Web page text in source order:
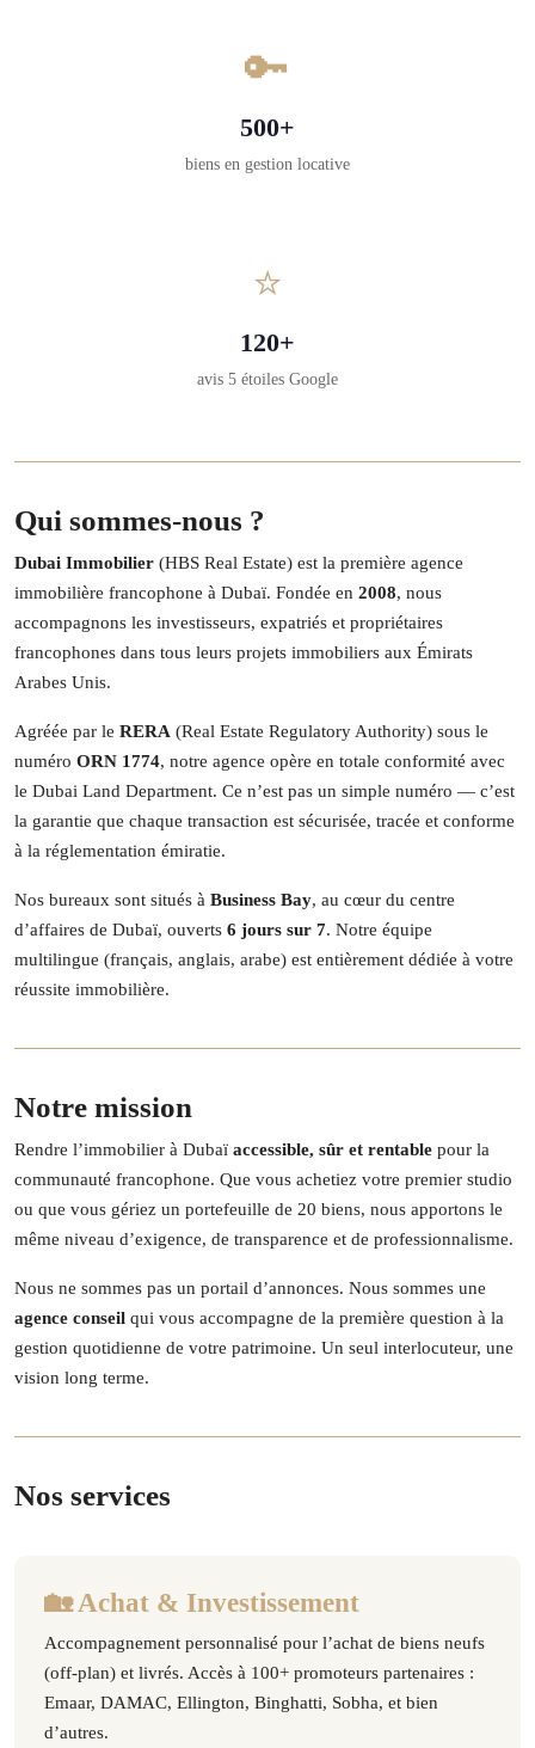
🔑
500+
biens en gestion locative
⭐
120+
avis 5 étoiles Google
Qui sommes-nous ?
Dubai Immobilier (HBS Real Estate) est la première agence
immobilière francophone à Dubaï. Fondée en 2008, nous
accompagnons les investisseurs, expatriés et propriétaires
francophones dans tous leurs projets immobiliers aux Émirats
Arabes Unis.
Agréée par le RERA (Real Estate Regulatory Authority) sous le
numéro ORN 1774, notre agence opère en totale conformité avec
le Dubai Land Department. Ce n’est pas un simple numéro — c’est
la garantie que chaque transaction est sécurisée, tracée et conforme
à la réglementation émiratie.
Nos bureaux sont situés à Business Bay, au cœur du centre
d’affaires de Dubaï, ouverts 6 jours sur 7. Notre équipe
multilingue (français, anglais, arabe) est entièrement dédiée à votre
réussite immobilière.
Notre mission
Rendre l’immobilier à Dubaï accessible, sûr et rentable pour la
communauté francophone. Que vous achetiez votre premier studio
ou que vous gériez un portefeuille de 20 biens, nous apportons le
même niveau d’exigence, de transparence et de professionnalisme.
Nous ne sommes pas un portail d’annonces. Nous sommes une
agence conseil qui vous accompagne de la première question à la
gestion quotidienne de votre patrimoine. Un seul interlocuteur, une
vision long terme.
Nos services
🏡 Achat & Investissement
Accompagnement personnalisé pour l’achat de biens neufs
(off-plan) et livrés. Accès à 100+ promoteurs partenaires :
Emaar, DAMAC, Ellington, Binghatti, Sobha, et bien
d’autres.